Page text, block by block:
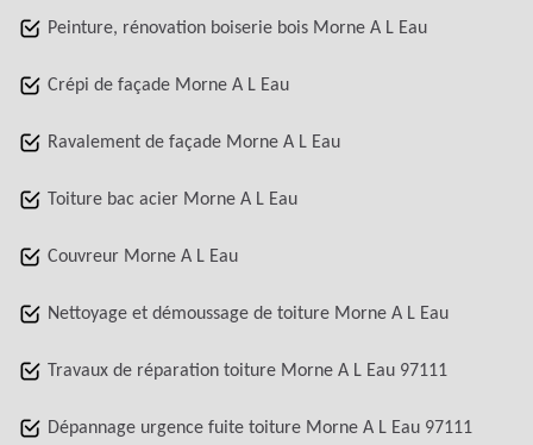
Peinture, rénovation boiserie bois Morne A L Eau
Crépi de façade Morne A L Eau
Ravalement de façade Morne A L Eau
Toiture bac acier Morne A L Eau
Couvreur Morne A L Eau
Nettoyage et démoussage de toiture Morne A L Eau
Travaux de réparation toiture Morne A L Eau 97111
Dépannage urgence fuite toiture Morne A L Eau 97111